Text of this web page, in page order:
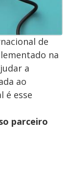
de
na
a
ao
é esse
parceiro